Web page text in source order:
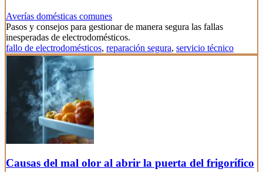
Averías domésticas comunes
Pasos y consejos para gestionar de manera segura las fallas
inesperadas de electrodomésticos.
fallo de electrodomésticos, reparación segura, servicio técnico
Causas del mal olor al abrir la puerta del frigorífico